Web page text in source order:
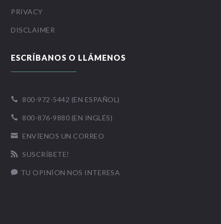
PRIVACY
DISCLAIMER
ESCRÍBANOS O LLÁMENOS
 800-972-5442 (EN ESPAÑOL)
 800-876-9880 (EN INGLÉS)
 ENVÍENOS UN CORREO
 SUSCRÍBETE!
 TU OPINÍON NOS INTERESA